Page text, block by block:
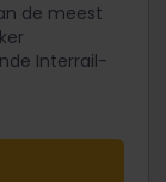
de meest
Interrail-